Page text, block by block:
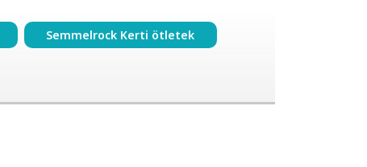
Semmelrock Kerti ötletek